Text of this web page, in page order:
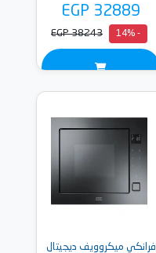
EGP 32889
- 14%
EGP 38243
فرانكي ميكروويف ديجيتال